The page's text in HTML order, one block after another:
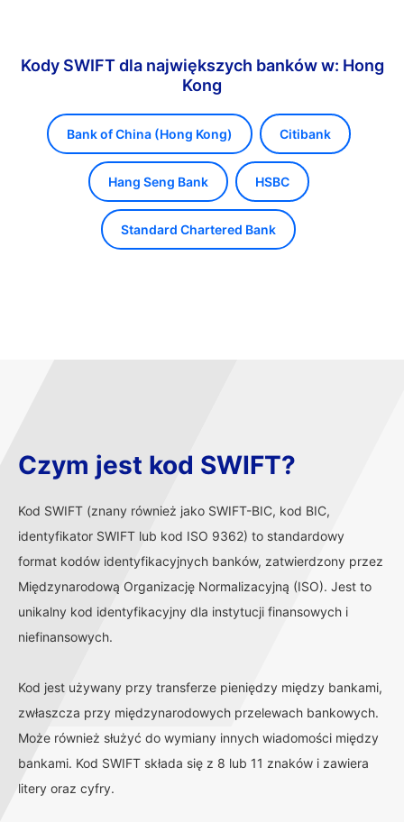
Kody SWIFT dla największych banków w: Hong
Kong
Bank of China (Hong Kong) Citibank
Hang Seng Bank HSBC
Standard Chartered Bank
Czym jest kod SWIFT?
Kod SWIFT (znany również jako SWIFT-BIC, kod BIC,
identyfikator SWIFT lub kod ISO 9362) to standardowy
format kodów identyfikacyjnych banków, zatwierdzony przez
Międzynarodową Organizację Normalizacyjną (ISO). Jest to
unikalny kod identyfikacyjny dla instytucji finansowych i
niefinansowych.
Kod jest używany przy transferze pieniędzy między bankami,
zwłaszcza przy międzynarodowych przelewach bankowych.
Może również służyć do wymiany innych wiadomości między
bankami. Kod SWIFT składa się z 8 lub 11 znaków i zawiera
litery oraz cyfry.